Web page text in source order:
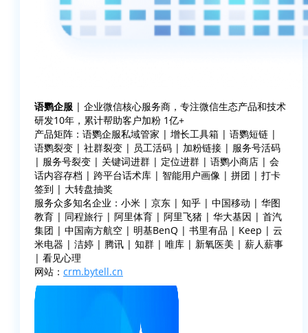
语鹦企服 | 企业微信核心服务商，专注微信生态产品和技术
研发10年，累计帮助客户加粉 1亿+
产品矩阵：语鹦企服私域管家 | 增长工具箱 | 语鹦短链 |
语鹦裂变 | 社群裂变 | 员工活码 | 加粉链接 | 服务号活码
| 服务号裂变 | 关键词进群 | 定位进群 | 语鹦小商店 | 会
话内容存档 | 跨平台话术库 | 智能用户画像 | 拼团 | 打卡
签到 | 大转盘抽奖
服务众多知名企业：小米 | 京东 | 知乎 | 中国移动 | 华图
教育 | 同程旅行 | 阿里体育 | 阿里飞猪 | 华大基因 | 首汽
集团 | 中国南方航空 | 明基BenQ | 书里有品 | Keep | 云
米电器 | 洁婷 | 腾讯 | 知群 | 唯库 | 新氧医美 | 薪人薪事
| 看见心理
网站： crm.bytell.cn